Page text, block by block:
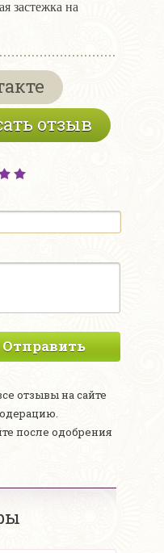
застежка на
отзыв
Отправить
отзывы на сайте
после одобрения